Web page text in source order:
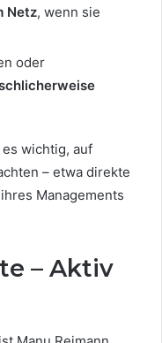
Netz, wenn sie
oder
wichtig, auf
– etwa direkte
Managements
– Aktiv